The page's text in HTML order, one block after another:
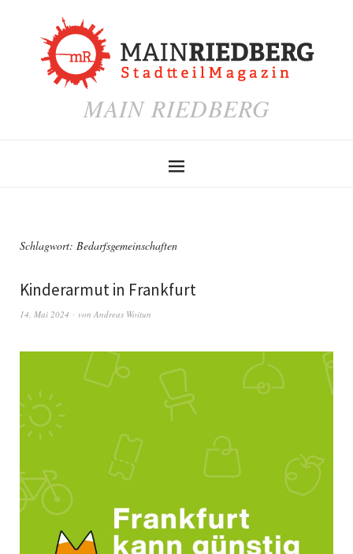
MAIN RIEDBERG
Schlagwort: Bedarfsgemeinschaften
Kinderarmut in Frankfurt
14. Mai 2024 von Andreas Woitun